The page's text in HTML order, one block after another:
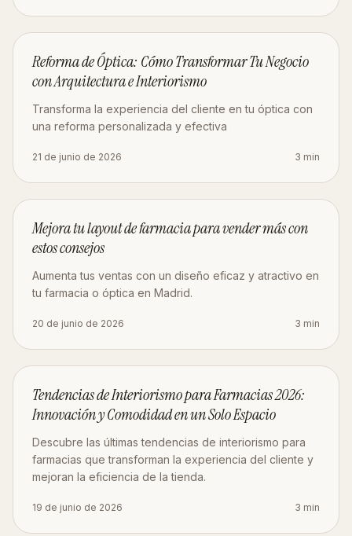
Reforma de Óptica: Cómo Transformar Tu Negocio
con Arquitectura e Interiorismo
Transforma la experiencia del cliente en tu óptica con
una reforma personalizada y efectiva
21 de junio de 2026 3 min
Mejora tu layout de farmacia para vender más con
estos consejos
Aumenta tus ventas con un diseño eficaz y atractivo en
tu farmacia o óptica en Madrid.
20 de junio de 2026 3 min
Tendencias de Interiorismo para Farmacias 2026:
Innovación y Comodidad en un Solo Espacio
Descubre las últimas tendencias de interiorismo para
farmacias que transforman la experiencia del cliente y
mejoran la eficiencia de la tienda.
19 de junio de 2026 3 min